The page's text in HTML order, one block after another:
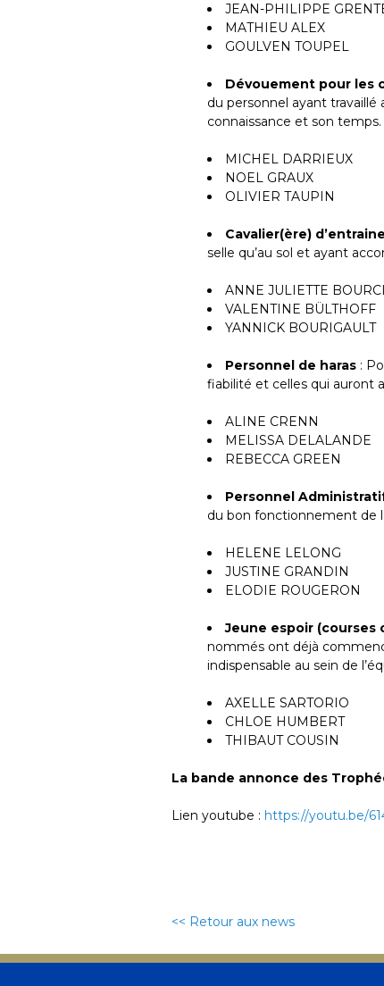
JEAN-PHILIPPE
MATHIEU ALEX
GOULVEN TOUPEL
Dévouement pour les
du personnel ayant travaillé
connaissance et son temps.
MICHEL DARRIEUX
NOEL GRAUX
OLIVIER TAUPIN
Cavalier(ère)
selle qu’au sol et ayant
ANNE JULIETTE
VALENTINE BÜLTHOFF
YANNICK BOURIGAULT
Personnel de haras :
fiabilité et celles qui auront
ALINE CRENN
MELISSA DELALANDE
REBECCA GREEN
Personnel
du bon fonctionnement de
HELENE LELONG
JUSTINE GRANDIN
ELODIE ROUGERON
Jeune espoir (courses
nommés ont déjà
indispensable au sein de
AXELLE SARTORIO
CHLOE HUMBERT
THIBAUT COUSIN
La bande annonce des
Lien youtube : https://youtu.be/
<< Retour aux news